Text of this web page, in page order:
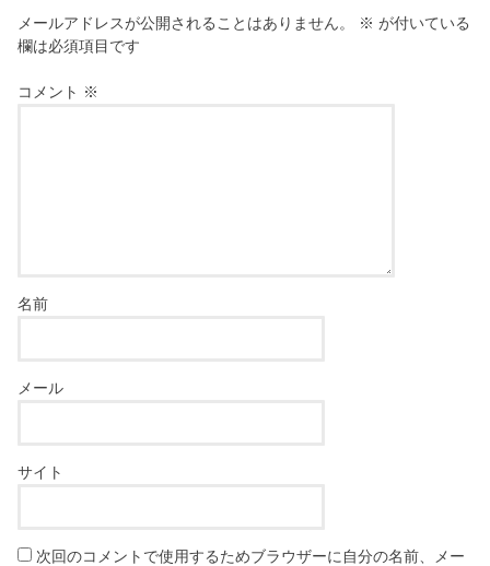
メールアドレスが公開されることはありません。 ※ が付いている
欄は必須項目です
コメント ※
名前
メール
サイト
次回のコメントで使用するためブラウザーに自分の名前、メー